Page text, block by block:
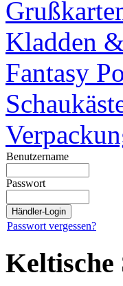
Kladden
Fantasy
Benutzername
Passwort
Passwort vergessen?
Keltische